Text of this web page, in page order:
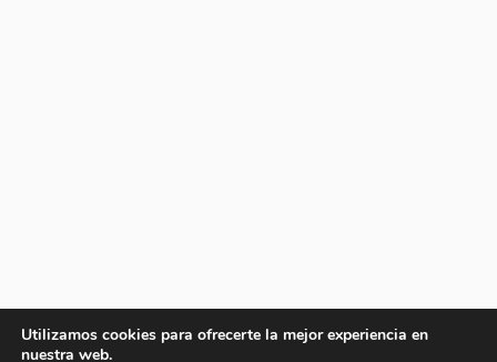
Utilizamos cookies para ofrecerte la mejor experiencia en
nuestra web.